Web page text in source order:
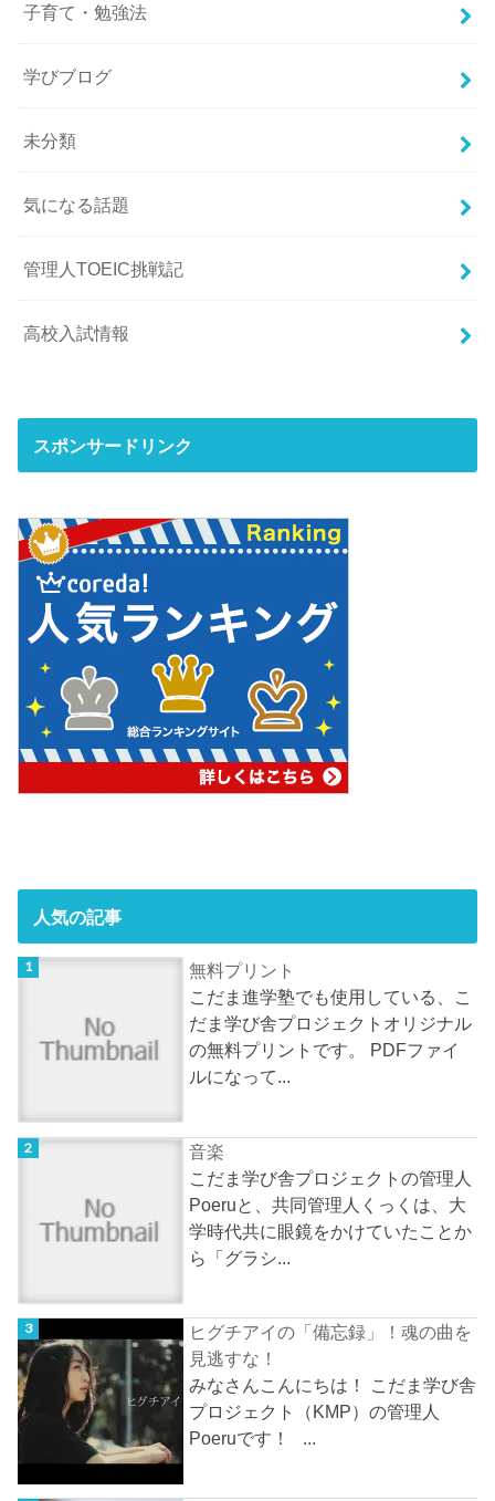
子育て・勉強法
学びブログ
未分類
気になる話題
管理人TOEIC挑戦記
高校入試情報
スポンサードリンク
人気の記事
無料プリント
こだま進学塾でも使用している、こ
だま学び舎プロジェクトオリジナル
の無料プリントです。 PDFファイ
ルになって...
音楽
こだま学び舎プロジェクトの管理人
Poeruと、共同管理人くっくは、大
学時代共に眼鏡をかけていたことか
ら「グラシ...
ヒグチアイの「備忘録」！魂の曲を
見逃すな！
みなさんこんにちは！ こだま学び舎
プロジェクト（KMP）の管理人
Poeruです！ ...